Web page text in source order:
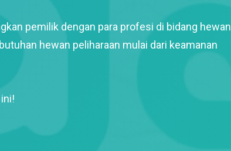
pemilik dengan para profesi di bidang hewan
hewan peliharaan mulai dari keamanan